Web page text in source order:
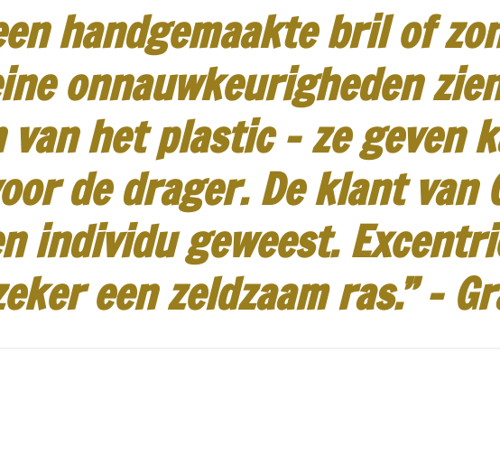
handgemaakte bril of
onnauwkeurigheden
van het plastic - ze geven
de drager. De klant van
individu geweest.
een zeldzaam ras.” -